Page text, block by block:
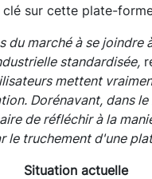
sur cette plate-
du marché à se joindre
standardisée,
mettent
Dorénavant, dans
de réfléchir à la
le truchement d'une
Situation actuelle